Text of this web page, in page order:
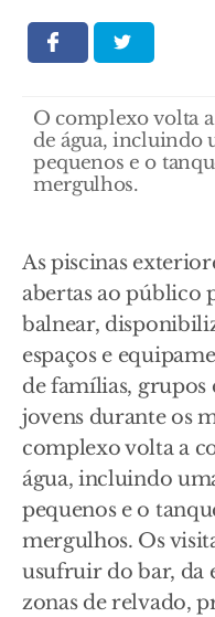
O complexo volta
de água, incluindo
pequenos e o
mergulhos.
As piscinas
abertas ao público
balnear,
espaços e
de famílias, grupos
jovens durante os
complexo volta a
água, incluindo
pequenos e o
mergulhos. Os
usufruir do bar, da
zonas de relvado,